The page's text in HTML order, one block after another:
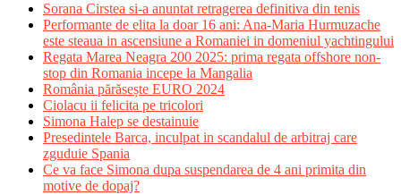
Sorana Cirstea si-a anuntat retragerea definitiva din tenis
Performante de elita la doar 16 ani: Ana-Maria Hurmuzache
este steaua in ascensiune a Romaniei in domeniul yachtingului
Regata Marea Neagra 200 2025: prima regata offshore non-
stop din Romania incepe la Mangalia
România părăsește EURO 2024
Ciolacu ii felicita pe tricolori
Simona Halep se destainuie
Presedintele Barca, inculpat in scandalul de arbitraj care
zguduie Spania
Ce va face Simona dupa suspendarea de 4 ani primita din
motive de dopaj?